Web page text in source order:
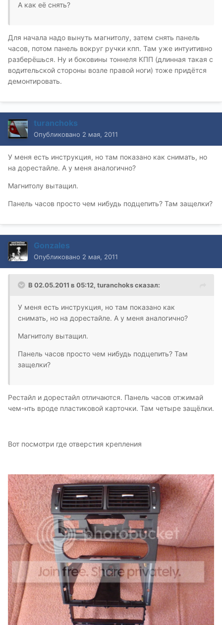
А как её снять?
Для начала надо вынуть магнитолу, затем снять панель
часов, потом панель вокруг ручки кпп. Там уже интуитивно
разберёшься. Ну и боковины тоннеля КПП (длинная такая с
водительской стороны возле правой ноги) тоже придётся
демонтировать.
turanchoks
Опубликовано 2 мая, 2011
У меня есть инструкция, но там показано как снимать, но
на дорестайле. А у меня аналогично?
Магнитолу вытащил.
Панель часов просто чем нибудь подцепить? Там защелки?
Gonzales
Опубликовано 2 мая, 2011
В 02.05.2011 в 05:12, turanchoks сказал:
У меня есть инструкция, но там показано как
снимать, но на дорестайле. А у меня аналогично?
Магнитолу вытащил.
Панель часов просто чем нибудь подцепить? Там
защелки?
Рестайл и дорестайл отличаются. Панель часов отжимай
чем-нть вроде пластиковой карточки. Там четыре защёлки.
Вот посмотри где отверстия крепления